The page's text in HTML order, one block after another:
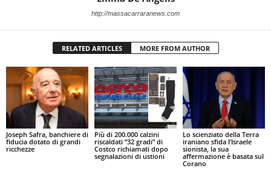
http://massacarraranews.com
RELATED ARTICLES MORE FROM AUTHOR
Joseph Safra, banchiere di
fiducia dotato di grandi
ricchezze
Più di 200.000 calzini
riscaldati “32 gradi” di
Costco richiamati dopo
segnalazioni di ustioni
Lo scienziato della Terra
iraniano sfida l’Israele
sionista, la sua
affermazione è basata sul
Corano